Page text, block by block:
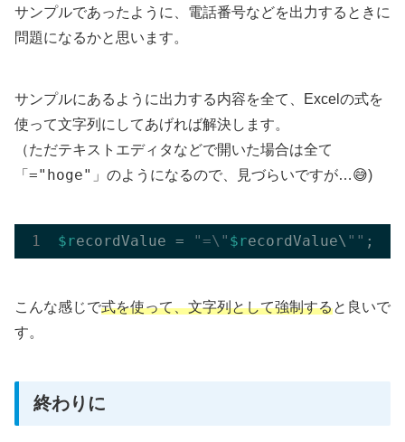
サンプルであったように、電話番号などを出力するときに
問題になるかと思います。
サンプルにあるように出力する内容を全て、Excelの式を
使って文字列にしてあげれば解決します。
（ただテキストエディタなどで開いた場合は全て
「="hoge"」 のようになるので、見づらいですが…😅)
$recordValue = "=\" $recordValue\ ""
こんな感じで式を使って、文字列として強制すると良いで
す。
終わりに